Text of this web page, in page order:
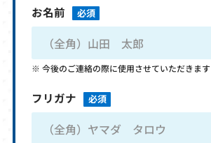
お名前 必須
今後のご連絡の際に使用させていただきます
フリガナ 必須